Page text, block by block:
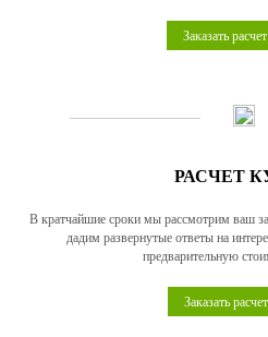
Заказать
РАСЧЕТ
В кратчайшие сроки мы рассмотрим ваш
дадим развернутые ответы на
предварительную
Заказать